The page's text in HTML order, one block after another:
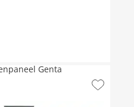
Genta